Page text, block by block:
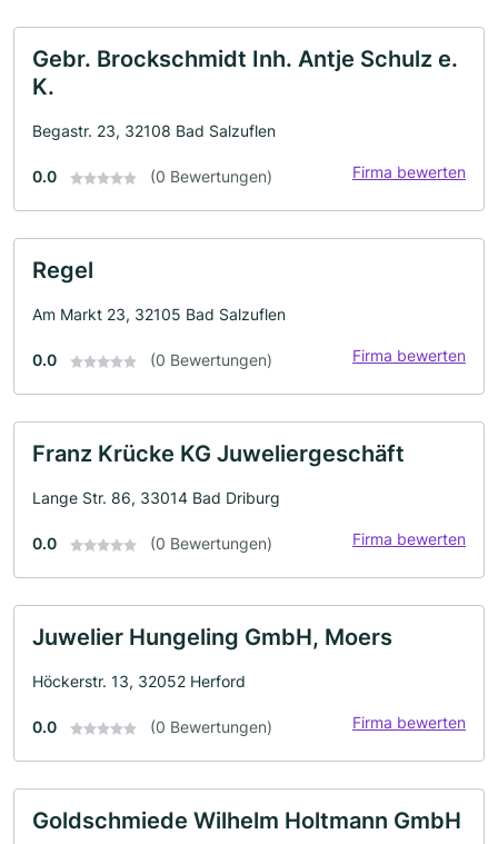
Gebr. Brockschmidt Inh. Antje Schulz e.
K.
Begastr. 23, 32108 Bad Salzuflen
0.0 (0 Bewertungen) Firma bewerten
Regel
Am Markt 23, 32105 Bad Salzuflen
0.0 (0 Bewertungen) Firma bewerten
Franz Krücke KG Juweliergeschäft
Lange Str. 86, 33014 Bad Driburg
0.0 (0 Bewertungen) Firma bewerten
Juwelier Hungeling GmbH, Moers
Höckerstr. 13, 32052 Herford
0.0 (0 Bewertungen) Firma bewerten
Goldschmiede Wilhelm Holtmann GmbH